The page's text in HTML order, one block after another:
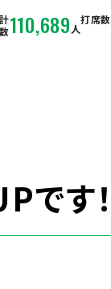
110,689 人
打席数
です！